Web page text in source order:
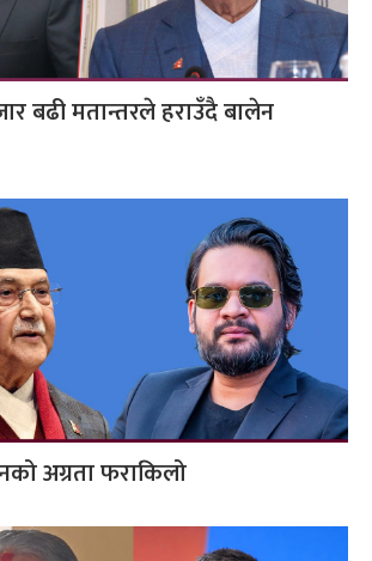
बढी मतान्तरले हराउँदै बालेन
अग्रता फराकिलो